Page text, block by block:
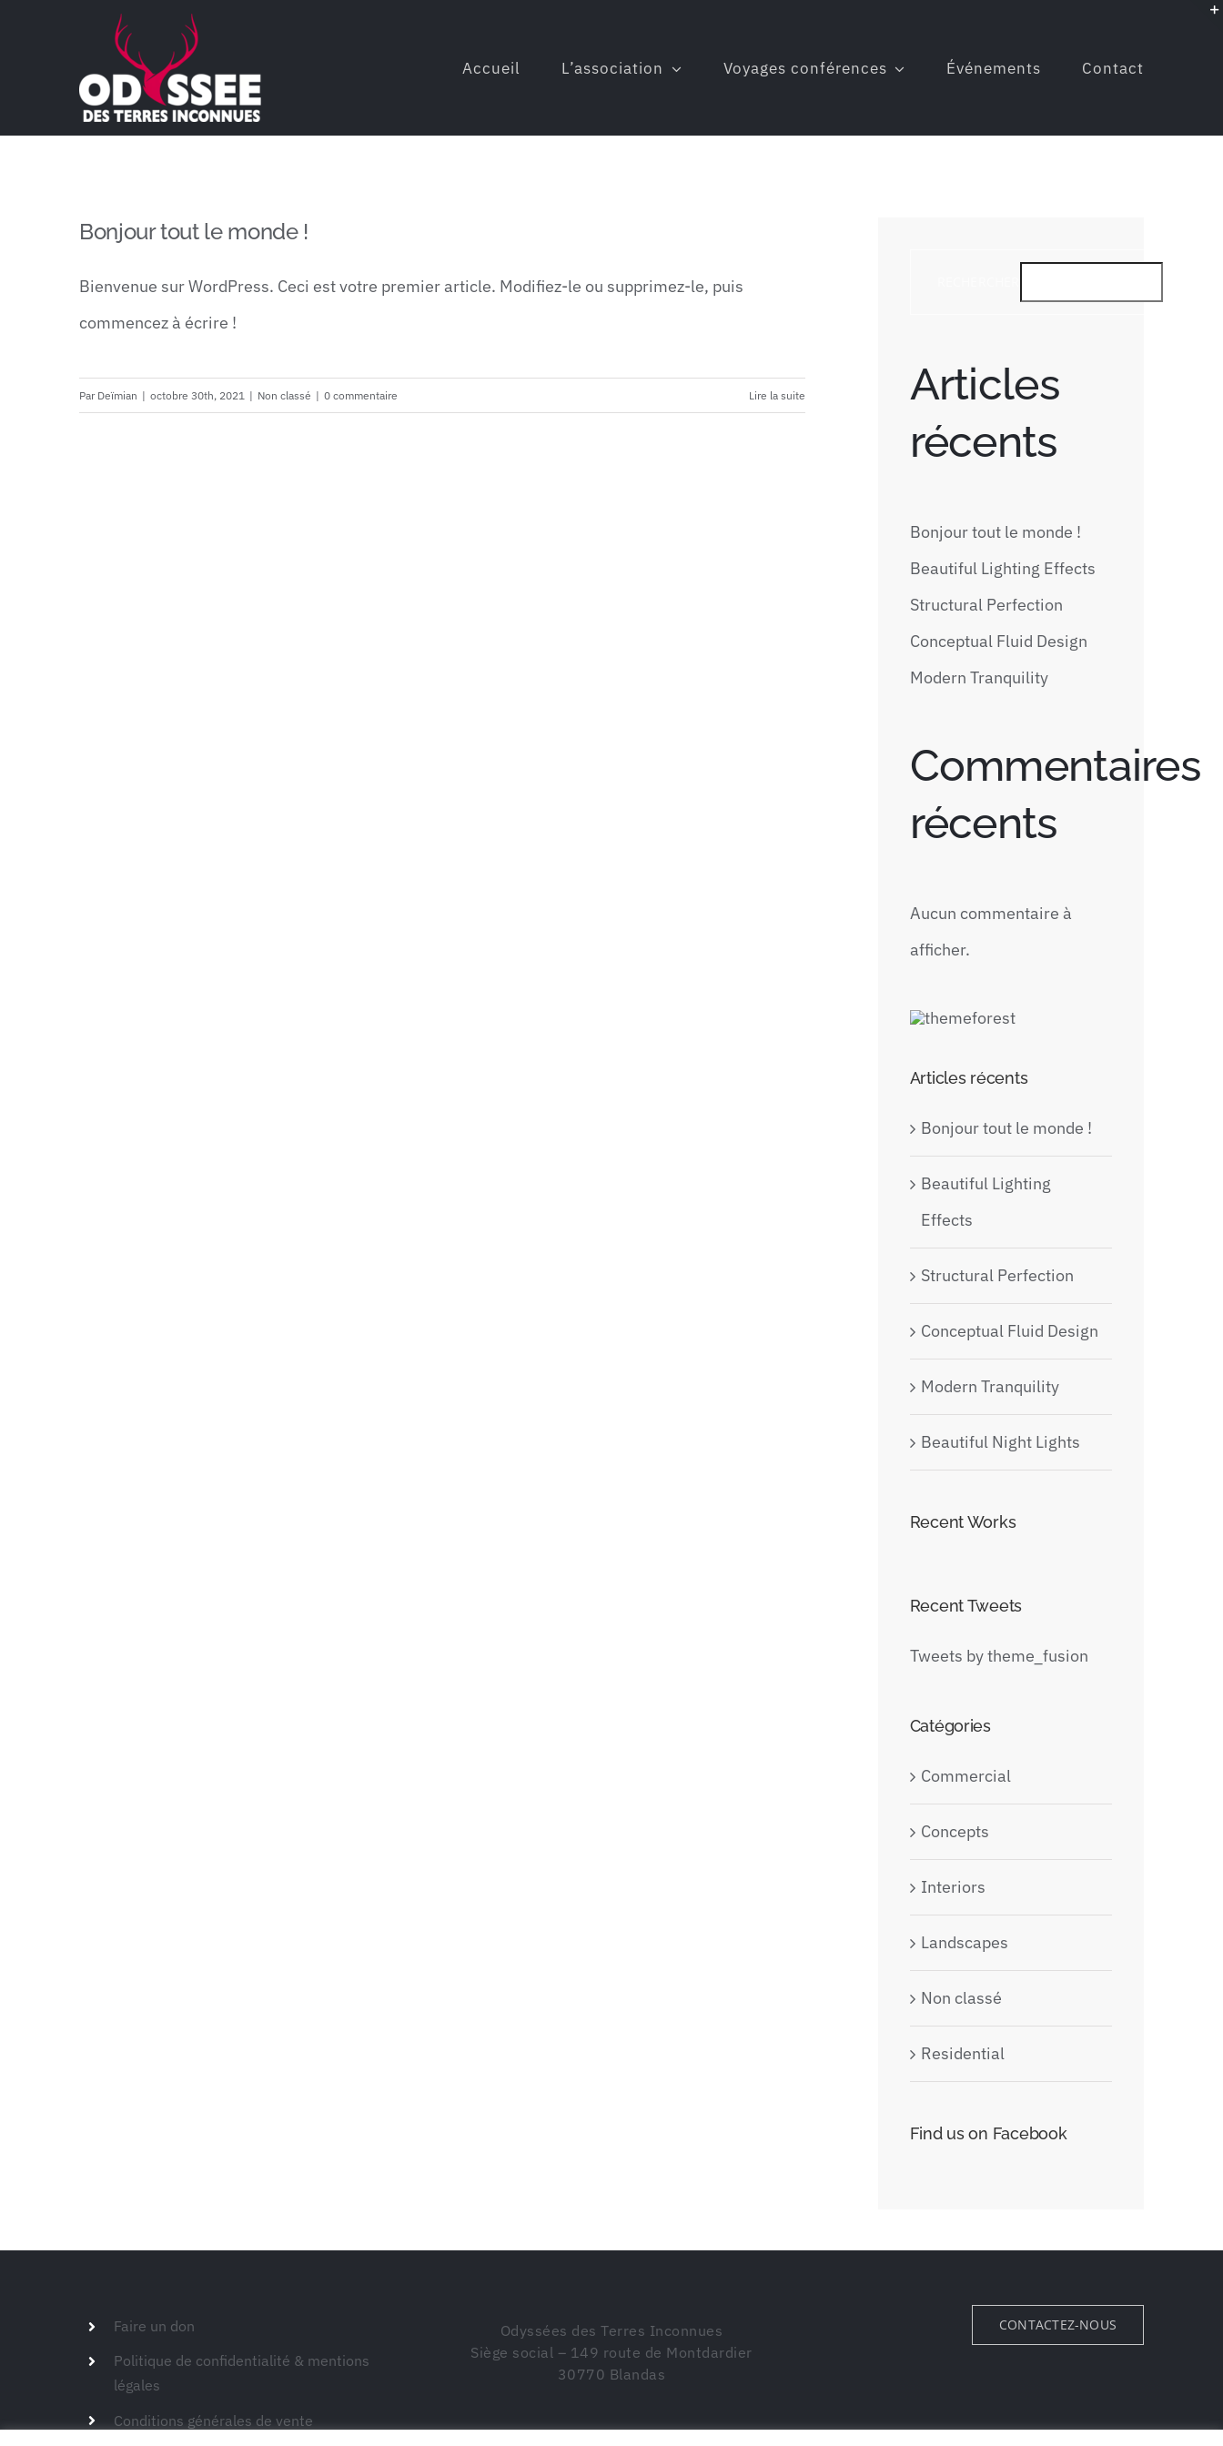
Accueil L’association Voyages conférences Événements Contact
Bonjour tout le monde !
Bienvenue sur WordPress. Ceci est votre premier article. Modifiez-le ou supprimez-le, puis
commencez à écrire !
Par Deïmian | octobre 30th, 2021 | Non classé | 0 commentaire Lire la suite
Articles
récents
Bonjour tout le monde !
Beautiful Lighting Effects
Structural Perfection
Conceptual Fluid Design
Modern Tranquility
Commentaires
récents
Aucun commentaire à
afficher.
Articles récents
Bonjour tout le monde !
Beautiful Lighting
Effects
Structural Perfection
Conceptual Fluid Design
Modern Tranquility
Beautiful Night Lights
Recent Works
Recent Tweets
Tweets by theme_fusion
Catégories
Commercial
Concepts
Interiors
Landscapes
Non classé
Residential
Find us on Facebook
Faire un don
Politique de confidentialité & mentions
légales
Conditions générales de vente
Odyssées des Terres Inconnues
Siège social – 149 route de Montdardier
30770 Blandas
CONTACTEZ-NOUS